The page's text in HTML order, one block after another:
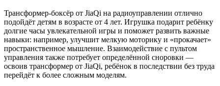
Трансформер-боксёр от JiaQi на радиоуправлении отлично
подойдёт детям в возрасте от 4 лет. Игрушка подарит ребёнку
долгие часы увлекательной игры и поможет развить важные
навыки: например, улучшит мелкую моторику и «прокачает»
пространственное мышление. Взаимодействие с пультом
управления также потребует определённой сноровки —
освоив трансформер от JiaQi, ребёнок в последствии без труда
перейдёт к более сложным моделям.